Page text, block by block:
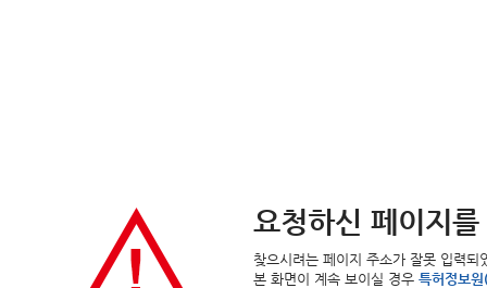
요청하신 페이지
찾으시려는 페이지 주소가 잘못 입력
본 화면이 계속 보이실 경우 특허정보